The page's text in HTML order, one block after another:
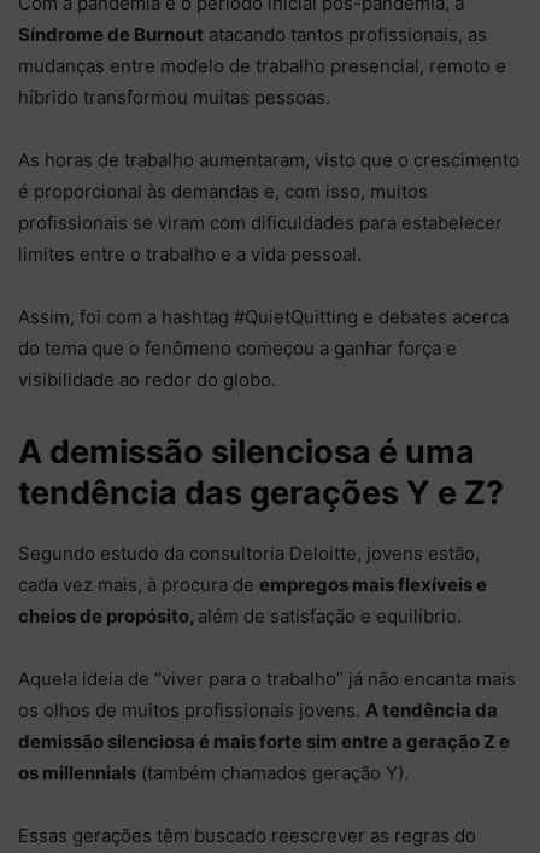
Síndrome de Burnout atacando tantos profissionais, as
mudanças entre modelo de trabalho presencial, remoto e
híbrido transformou muitas pessoas.
As horas de trabalho aumentaram, visto que o crescimento
é proporcional às demandas e, com isso, muitos
profissionais se viram com dificuldades para estabelecer
limites entre o trabalho e a vida pessoal.
Assim, foi com a hashtag #QuietQuitting e debates acerca
do tema que o fenômeno começou a ganhar força e
visibilidade ao redor do globo.
A demissão silenciosa é uma
tendência das gerações Y e Z?
Segundo estudo da consultoria Deloitte, jovens estão,
cada vez mais, à procura de empregos mais flexíveis e
cheios de propósito, além de satisfação e equilíbrio.
Aquela ideia de “viver para o trabalho” já não encanta mais
os olhos de muitos profissionais jovens. A tendência da
demissão silenciosa é mais forte sim entre a geração Z e
os millennials (também chamados geração Y).
Essas gerações têm buscado reescrever as regras do